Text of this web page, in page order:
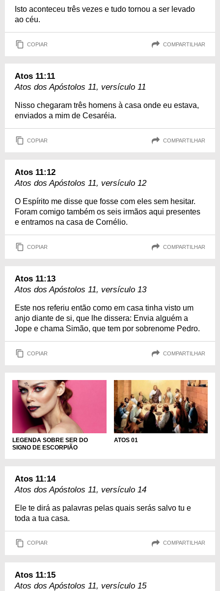
Isto aconteceu três vezes e tudo tornou a ser levado
ao céu.
COPIAR COMPARTILHAR
Atos 11:11
Atos dos Apóstolos 11, versículo 11
Nisso chegaram três homens à casa onde eu estava,
enviados a mim de Cesaréia.
COPIAR COMPARTILHAR
Atos 11:12
Atos dos Apóstolos 11, versículo 12
O Espírito me disse que fosse com eles sem hesitar.
Foram comigo também os seis irmãos aqui presentes
e entramos na casa de Cornélio.
COPIAR COMPARTILHAR
Atos 11:13
Atos dos Apóstolos 11, versículo 13
Este nos referiu então como em casa tinha visto um
anjo diante de si, que lhe dissera: Envia alguém a
Jope e chama Simão, que tem por sobrenome Pedro.
COPIAR COMPARTILHAR
LEGENDA SOBRE SER DO
SIGNO DE ESCORPIÃO
ATOS 01
Atos 11:14
Atos dos Apóstolos 11, versículo 14
Ele te dirá as palavras pelas quais serás salvo tu e
toda a tua casa.
COPIAR COMPARTILHAR
Atos 11:15
Atos dos Apóstolos 11, versículo 15